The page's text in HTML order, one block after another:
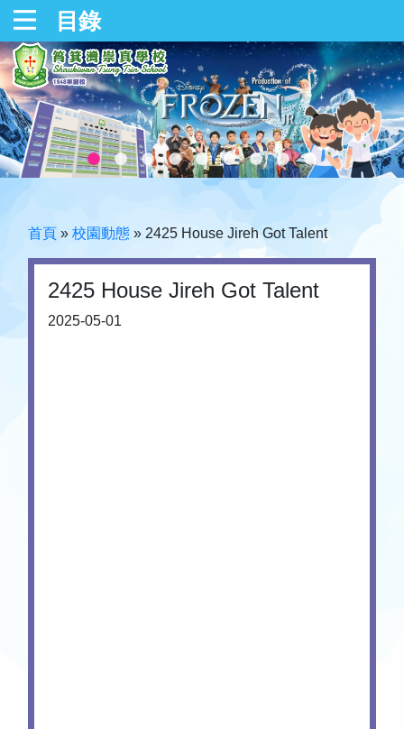
目錄
首頁 » 校園動態 » 2425 House Jireh Got Talent
2425 House Jireh Got Talent
2025-05-01